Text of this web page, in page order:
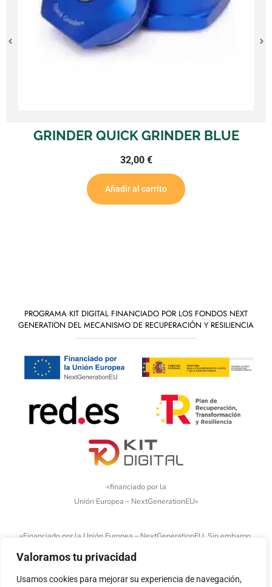
Valoramos tu privacidad
Usamos cookies para mejorar su experiencia de navegación,
GRINDER QUICK GRINDER BLUE
32,00 €
Añadir al carrito
PROGRAMA KIT DIGITAL FINANCIADO POR LOS FONDOS NEXT
GENERATION DEL MECANISMO DE RECUPERACIÓN Y RESILIENCIA
«financiado por la
Unión Europea – NextGenerationEU»
«Financiado por la Unión Europea – NextGenerationEU. Sin embargo,
los puntos de vista y las opiniones expresadas son únicamente los
del autor o autores y no reflejan necesariamente los de la Unión
Europea o la Comisión Europea. Ni la Unión Europea ni la Comisión